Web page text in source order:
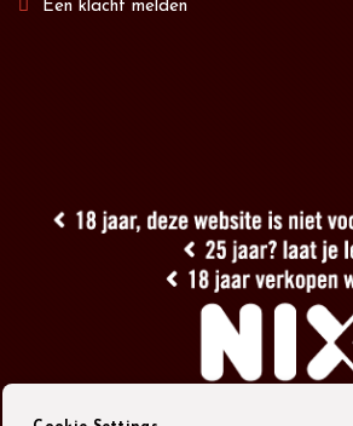
Een klacht melden